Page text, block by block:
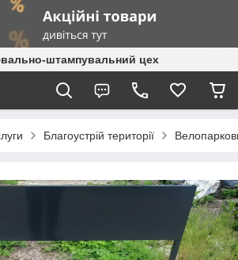
штампувальний цех
Благоустрій території